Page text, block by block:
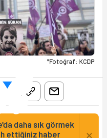
*Fotoğraf: KCDP
daha sık görmek
ettiğiniz haber
×